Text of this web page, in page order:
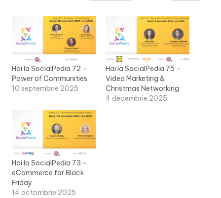
Hai la SocialPedia 72 –
Power of Communities
10 septembrie 2025
Hai la SocialPedia 75 –
Video Marketing &
Christmas Networking
4 decembrie 2025
Hai la SocialPedia 73 –
eCommerce for Black
Friday
14 octombrie 2025